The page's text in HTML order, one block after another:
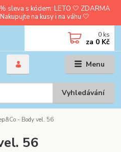
sleva s kódem: LETO 🤍 ZDARMA
na kusy i na váhu 🤍
Menu
Vyhledávání
0 ks
za 0 Kč
- Body vel. 56
56